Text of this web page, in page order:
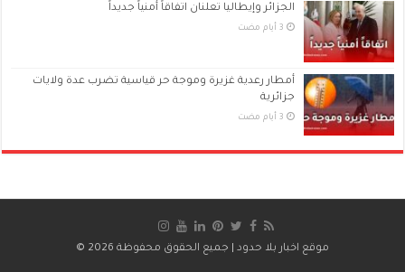
الجزائر وإيطاليا تعلنان اتفاقاً أمنياً جديداً
أمطار رعدية غزيرة وموجة حر قياسية تضرب عدة ولايات
جزائرية
موقع اخبار بلا حدود | جميع الحقوق محفوظة 2026 ©